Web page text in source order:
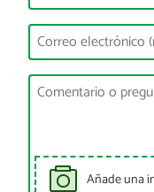
Añade una